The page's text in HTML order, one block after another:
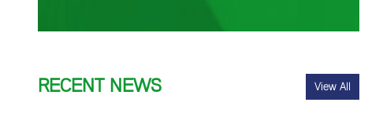
RECENT NEWS View All